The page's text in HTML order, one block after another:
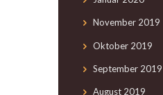
November 2019
Oktober 2019
September 2019
August 2019